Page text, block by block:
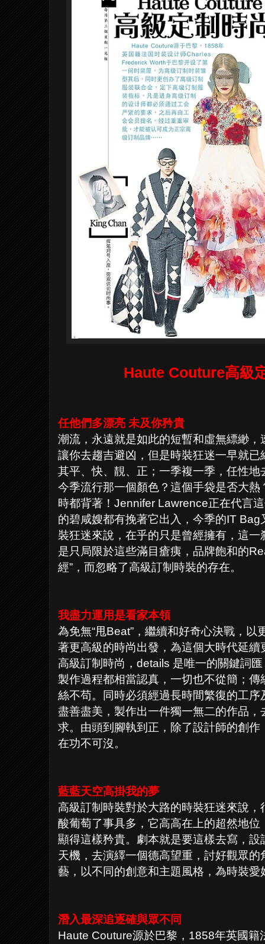
Haute Couture高級
任他們多漂亮 未及你矜貴
潮流，永遠就是如此的短暫和虛無縹緲
讓你去趨吉避凶，但是時裝狂迷一早就
其平、快、靚、正；一季複一季，任性
今季流行那一個顏色？這個手袋是否大
時都背著！Jennifer Lawrence正在代言
的碧咸嫂都有挽著它出入，今季的IT
裝狂迷來說，在乎的只是曾經擁有，這
是只局限於這些滿目瘡痍，品牌飽和的
經”，而忽略了高級訂制時裝的存在。
我盡力運用是看家本領
為免無“甩Beat”，繼續和好奇心決戰，
著更高級的時尚出發，為這個大時代延
高級訂制時尚，details 是唯一的關鍵詞
製作過程都相當認真，一切也不從簡；
絲不苟。同時必須經過長時間繁復的工
盡善盡美，製作出一件獨一無二的作品
求。由頭到腳執到正，除了設計師的創
在功不可沒。
藍藍天空高掛我的夢
高級訂制時裝對於大路的時裝狂迷來說
酸葡萄了事具多，它高高在上的超然地
顯得這樣矜貴。劇本就是要這樣去寫，
天機，去演繹一個德高望重，討好觀眾
藝，以不同的創意和主題風格，為時裝
潛入最深追逐確與眾不同
Haute Couture源於巴黎，1858年英國